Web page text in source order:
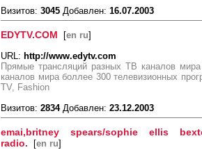
Визитов: 3045 Добавлен: 16.07.2003
EDYTV.COM [en ru]
URL: http://www.edytv.com
Прямые трансляций разных ТВ каналов
каналов мира боллее 300 телевизионных
TV, Fashion
Визитов: 2834Добавлен: 23.12.2003
emai,britney spears/sophie ellis
radio. [en ru]